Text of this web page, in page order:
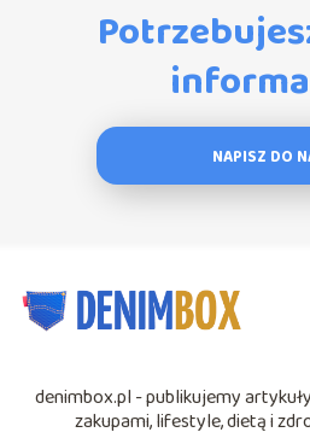
NAPISZ DO
denimbox.pl - publikujemy
zakupami, lifestyle, dietą i